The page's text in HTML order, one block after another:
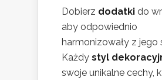
Dobierz dodatki do
aby odpowiednio
harmonizowały z jego
Każdy styl
swoje unikalne cechy,